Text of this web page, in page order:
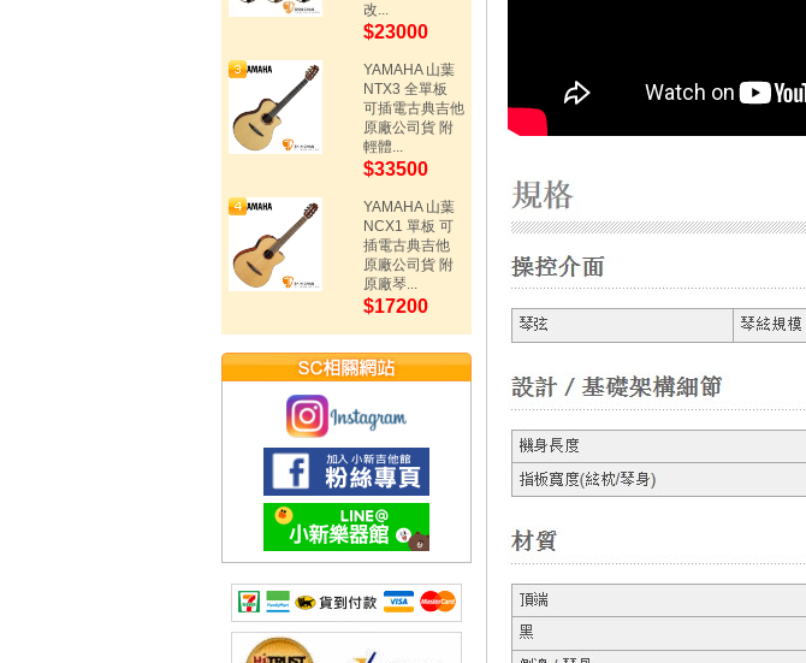
改...
$23000
YAMAHA 山葉
NTX3 全單板
可插電古典吉他
原廠公司貨 附
輕體...
$33500
YAMAHA 山葉
NCX1 單板 可
插電古典吉他
原廠公司貨 附
原廠琴...
$17200